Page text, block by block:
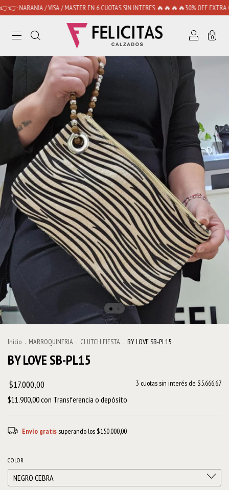
/ VISA / MASTER EN 6 CUOTAS SIN INTERES 🔥🔥🔥🔥30% OFF EXTRA CON
0
Inicio . MARROQUINERIA . CLUTCH FIESTA . BY LOVE SB-PL15
BY LOVE SB-PL15
$17.000,00 3 cuotas sin interés de $5.666,67
$11.900,00con Transferencia o depósito
Envío gratissuperando los $150.000,00
COLOR